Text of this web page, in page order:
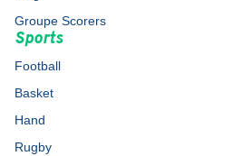
Groupe Scorers
Sports
Football
Basket
Hand
Rugby